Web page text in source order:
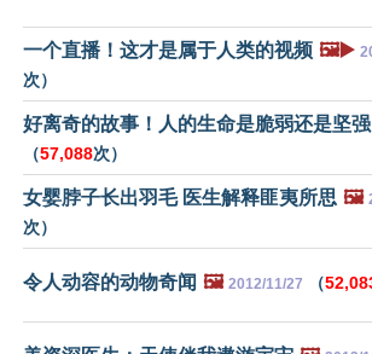
一个直播！这才是属于人类的视频 🖼️▶️
次）
好离奇的故事！人的生命是脆弱还是坚强
（57,088次）
女婴脖子长出羽毛 医生解释匪夷所思 🖼️
次）
令人动容的动物奇闻 🖼️ 2012/11/27 （